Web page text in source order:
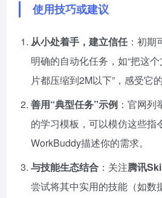
使用技巧或建议
从小处着手，建立信任 ：初期
明确的自动化任务，如“把这
片都压缩到2M以下”，感受它
善用“典型任务”示例 ：官网
的学习模板，可以模仿这些指
WorkBuddy描述你的需求。
与技能生态结合 ：关注腾讯
尝试将其中实用的技能（如数